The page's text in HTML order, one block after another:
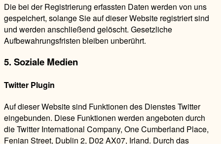
Die bei der Registrierung erfassten Daten werden von uns
gespeichert, solange Sie auf dieser Website registriert sind
und werden anschließend gelöscht. Gesetzliche
Aufbewahrungsfristen bleiben unberührt.
5. Soziale Medien
Twitter Plugin
Auf dieser Website sind Funktionen des Dienstes Twitter
eingebunden. Diese Funktionen werden angeboten durch
die Twitter International Company, One Cumberland Place,
Fenian Street, Dublin 2, D02 AX07, Irland. Durch das